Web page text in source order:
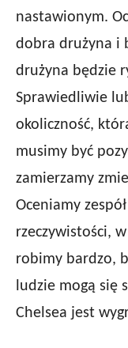
nastawionym.
dobra drużyna i
drużyna będzie
Sprawiedliwie
okoliczność,
musimy być
zamierzamy
Oceniamy
rzeczywistości,
robimy bardzo,
ludzie mogą się
Chelsea jest